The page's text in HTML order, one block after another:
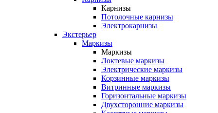
Карнизы
Потолочные карнизы
Электрокарнизы
Экстерьер
Маркизы
Маркизы
Локтевые маркизы
Электрические маркизы
Корзинные маркизы
Витринные маркизы
Горизонтальные маркизы
Двухсторонние маркизы